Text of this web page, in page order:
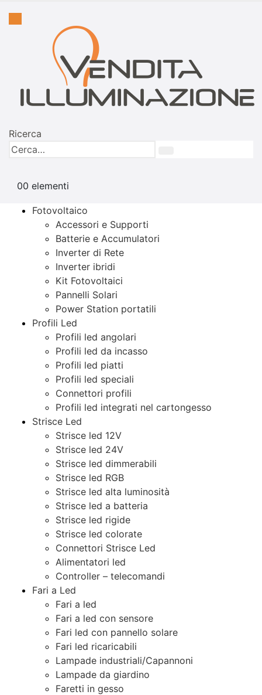
Ricerca
00 elementi
Fotovoltaico
Accessori e Supporti
Batterie e Accumulatori
Inverter di Rete
Inverter ibridi
Kit Fotovoltaici
Pannelli Solari
Power Station portatili
Profili Led
Profili led angolari
Profili led da incasso
Profili led piatti
Profili led speciali
Connettori profili
Profili led integrati nel cartongesso
Strisce Led
Strisce led 12V
Strisce led 24V
Strisce led dimmerabili
Strisce led RGB
Strisce led alta luminosità
Strisce led a batteria
Strisce led rigide
Strisce led colorate
Connettori Strisce Led
Alimentatori led
Controller – telecomandi
Fari a Led
Fari a led
Fari a led con sensore
Fari led con pannello solare
Fari led ricaricabili
Lampade industriali/Capannoni
Lampade da giardino
Faretti in gesso